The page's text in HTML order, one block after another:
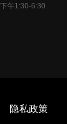
午1:30-6:30
隐私政策